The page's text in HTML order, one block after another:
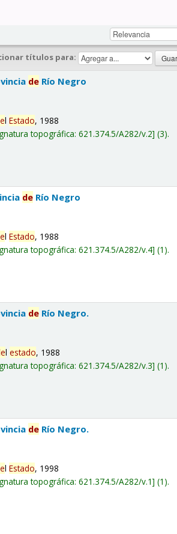
títulos para:
de Río Negro
lEstado, 1988
topográfica:621.374.5/A282/v.2 (3).
de Río Negro
lEstado, 1988
topográfica:621.374.5/A282/v.4 (1).
de Río Negro.
lestado, 1988
topográfica:621.374.5/A282/v.3 (1).
de Río Negro.
lEstado, 1998
topográfica:621.374.5/A282/v.1 (1).